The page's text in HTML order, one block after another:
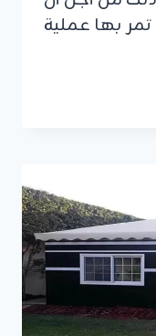
بها عملية